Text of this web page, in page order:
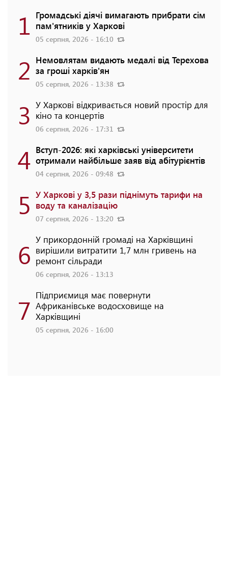
1 Громадські діячі вимагають прибрати сім
пам'ятників у Харкові
05 серпня, 2026 - 16:10
2 Немовлятам видають медалі від Терехова
за гроші харків'ян
05 серпня, 2026 - 13:38
3 У Харкові відкривається новий простір для
кіно та концертів
06 серпня, 2026 - 17:31
4 Вступ-2026: які харківські університети
отримали найбільше заяв від абітурієнтів
04 серпня, 2026 - 09:48
5 У Харкові у 3,5 рази піднімуть тарифи на
воду та каналізацію
07 серпня, 2026 - 13:20
6 У прикордонній громаді на Харківщині
вирішили витратити 1,7 млн гривень на
ремонт сільради
06 серпня, 2026 - 13:13
7 Підприємиця має повернути
Африканівське водосховище на
Харківщині
05 серпня, 2026 - 16:00